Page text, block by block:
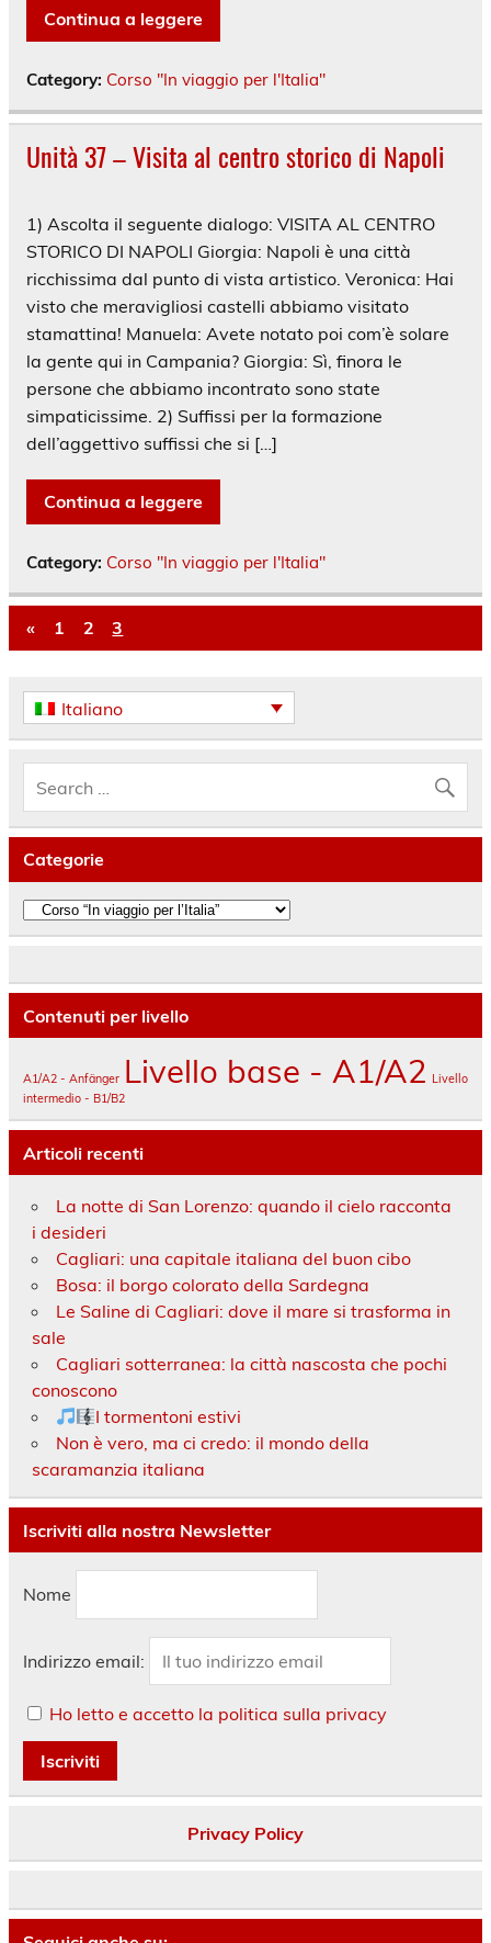
Continua a leggere
Category: Corso "In viaggio per l'Italia"
Unità 37 – Visita al centro storico di Napoli
1) Ascolta il seguente dialogo: VISITA AL CENTRO
STORICO DI NAPOLI Giorgia: Napoli è una città
ricchissima dal punto di vista artistico. Veronica: Hai
visto che meravigliosi castelli abbiamo visitato
stamattina! Manuela: Avete notato poi com’è solare
la gente qui in Campania? Giorgia: Sì, finora le
persone che abbiamo incontrato sono state
simpaticissime. 2) Suffissi per la formazione
dell’aggettivo suffissi che si […]
Continua a leggere
Category: Corso "In viaggio per l'Italia"
« 1 2 3
Italiano
Categorie
Categorie
Contenuti per livello
A1/A2 - Anfänger Livello base - A1/A2 Livello
intermedio - B1/B2
Articoli recenti
La notte di San Lorenzo: quando il cielo racconta
i desideri
Cagliari: una capitale italiana del buon cibo
Bosa: il borgo colorato della Sardegna
Le Saline di Cagliari: dove il mare si trasforma in
sale
Cagliari sotterranea: la città nascosta che pochi
conoscono
I tormentoni estivi
Non è vero, ma ci credo: il mondo della
scaramanzia italiana
Iscriviti alla nostra Newsletter
Nome
Indirizzo email:
Ho letto e accetto la politica sulla privacy
Privacy Policy